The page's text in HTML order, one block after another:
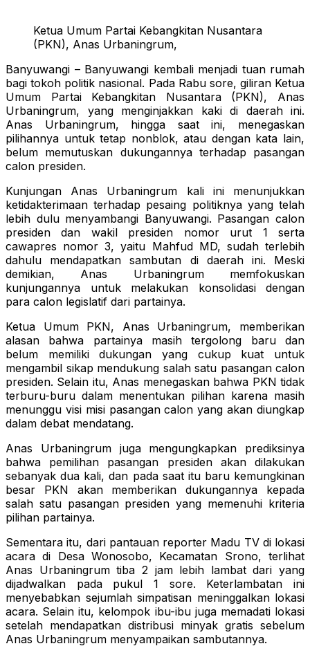
Ketua Umum Partai Kebangkitan Nusantara
(PKN), Anas Urbaningrum,
Banyuwangi – Banyuwangi kembali menjadi tuan rumah
bagi tokoh politik nasional. Pada Rabu sore, giliran Ketua
Umum Partai Kebangkitan Nusantara (PKN), Anas
Urbaningrum, yang menginjakkan kaki di daerah ini.
Anas Urbaningrum, hingga saat ini, menegaskan
pilihannya untuk tetap nonblok, atau dengan kata lain,
belum memutuskan dukungannya terhadap pasangan
calon presiden.
Kunjungan Anas Urbaningrum kali ini menunjukkan
ketidakterimaan terhadap pesaing politiknya yang telah
lebih dulu menyambangi Banyuwangi. Pasangan calon
presiden dan wakil presiden nomor urut 1 serta
cawapres nomor 3, yaitu Mahfud MD, sudah terlebih
dahulu mendapatkan sambutan di daerah ini. Meski
demikian, Anas Urbaningrum memfokuskan
kunjungannya untuk melakukan konsolidasi dengan
para calon legislatif dari partainya.
Ketua Umum PKN, Anas Urbaningrum, memberikan
alasan bahwa partainya masih tergolong baru dan
belum memiliki dukungan yang cukup kuat untuk
mengambil sikap mendukung salah satu pasangan calon
presiden. Selain itu, Anas menegaskan bahwa PKN tidak
terburu-buru dalam menentukan pilihan karena masih
menunggu visi misi pasangan calon yang akan diungkap
dalam debat mendatang.
Anas Urbaningrum juga mengungkapkan prediksinya
bahwa pemilihan pasangan presiden akan dilakukan
sebanyak dua kali, dan pada saat itu baru kemungkinan
besar PKN akan memberikan dukungannya kepada
salah satu pasangan presiden yang memenuhi kriteria
pilihan partainya.
Sementara itu, dari pantauan reporter Madu TV di lokasi
acara di Desa Wonosobo, Kecamatan Srono, terlihat
Anas Urbaningrum tiba 2 jam lebih lambat dari yang
dijadwalkan pada pukul 1 sore. Keterlambatan ini
menyebabkan sejumlah simpatisan meninggalkan lokasi
acara. Selain itu, kelompok ibu-ibu juga memadati lokasi
setelah mendapatkan distribusi minyak gratis sebelum
Anas Urbaningrum menyampaikan sambutannya.